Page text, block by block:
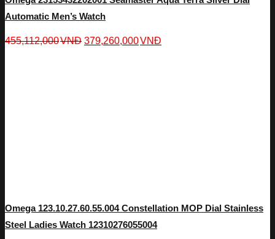
Automatic Men’s Watch
455,112,000VNĐ 379,260,000VNĐ
Omega 123.10.27.60.55.004 Constellation MOP Dial Stainless
Steel Ladies Watch 12310276055004